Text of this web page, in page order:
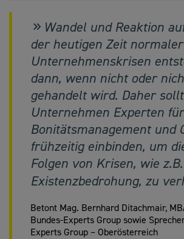
Wandel und Reaktion
der heutigen Zeit
Unternehmenskrisen
dann, wenn nicht oder
gehandelt wird. Daher
Unternehmen Experten für
Bonitätsmanagement und
frühzeitig einbinden, um
Folgen von Krisen, wie z.B.
Existenzbedrohung, zu
Betont Mag. Bernhard Ditachmair,
Bundes-Experts Group sowie
Experts Group – Oberösterreich